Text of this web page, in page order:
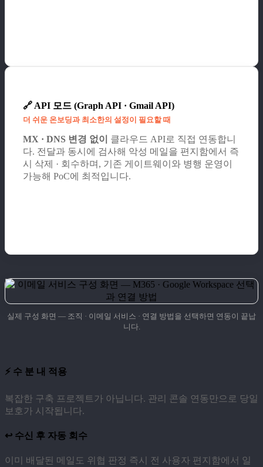
🔗 API 모드 (Graph API · Gmail API)
더 쉬운 온보딩과 최소한의 설정이 필요할 때
MX · DNS 변경 없이
클라우드 API로 직접 연동합니
다. 전달과 동시에 검사해 악성 메일을 편지함에서 즉
시 삭제 · 회수하며, 기존 게이트웨이와 병행 운영이
가능해 PoC에 최적입니다.
실제 구성 화면 — 조직 · 이메일 서비스 · 연결 방법을 선택하면 연동이 끝납
니다.
⚡ 수 분 내 적용
복잡한 구축 프로젝트가 아닙니다. 관리 콘솔 연동만으로 당일
보호가 시작됩니다.
↩️ 수신 후 자동 회수
이미 배달된 메일도 위협 판정 즉시 전 사용자 편지함에서 일